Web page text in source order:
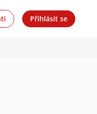
Přihlásit se